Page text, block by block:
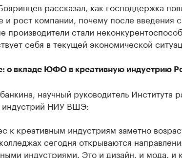
рассказал, как господдержка
и рост компании, почему после введения
производители стали
себя в текущей экономической
о вкладе ЮФО в креативную индустрию
научный руководитель Института
индустрий НИУ ВШЭ:
к креативным индустриям заметно
сегодня открываются
индустриями. Это и дизайн, и мода, и